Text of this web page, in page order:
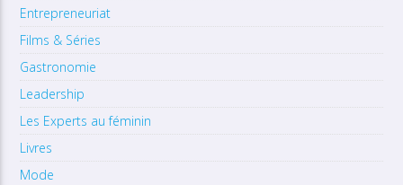
Entrepreneuriat
Films & Séries
Gastronomie
Leadership
Les Experts au féminin
Livres
Mode